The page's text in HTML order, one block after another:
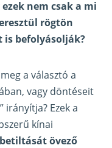
nem csak a mi
rögtön
befolyásolják?
a választó a
vagy döntéseit
irányítja? Ezek a
kínai
övező